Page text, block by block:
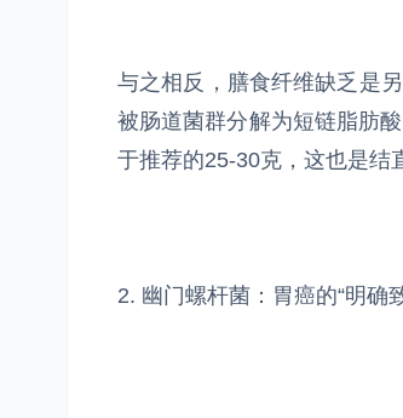
与之相反，膳食纤维缺乏是
被肠道菌群分解为短链脂肪
于推荐的25-30克，这也是结
2. 幽门螺杆菌：胃癌的“明确